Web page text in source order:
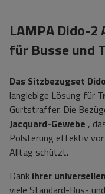
LAMPA Dido-
für Busse und
Das Sitzbezugset
langlebige Lösung für
Gurtstraffer. Die
Jacquard-Gewebe ,
Polsterung effektiv vor
Alltag schützt.
Dank ihrer
viele Standard-Bus-